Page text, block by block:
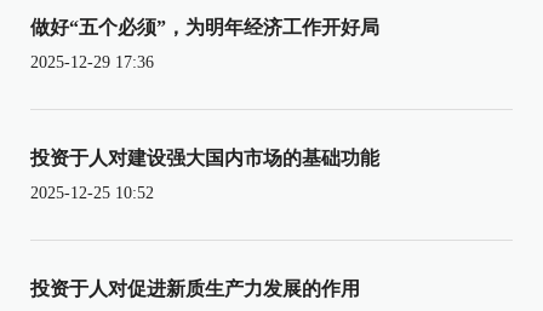
做好“五个必须”，为明年经济工作开好局
2025-12-29 17:36
投资于人对建设强大国内市场的基础功能
2025-12-25 10:52
投资于人对促进新质生产力发展的作用